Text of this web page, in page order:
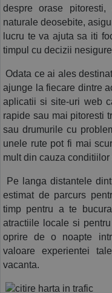
despre orase
naturale deosebite,
lucru te va ajuta sa iti
timpul cu decizii
Odata ce ai ales
ajunge la fiecare dintre
aplicatii si site-uri web
rapide sau mai pitoresti
sau drumurile cu
unele rute pot fi mai
mult din cauza
Pe langa distantele
estimat de parcurs
timp pentru a te
atractiile locale si
oprire de o noapte
valoare experientei
vacanta.